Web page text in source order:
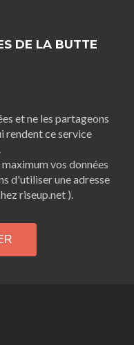
DE LA BUTTE
et ne les partageons
rendent ce service
vos données
d'utiliser une adresse
riseup.net ).